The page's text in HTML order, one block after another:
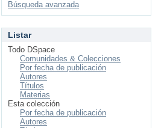
Búsqueda avanzada
Listar
Todo DSpace
Comunidades & Colecciones
Por fecha de publicación
Autores
Títulos
Materias
Esta colección
Por fecha de publicación
Autores